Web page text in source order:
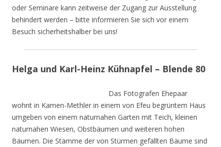
oder Seminare kann zeitweise der Zugang zur Ausstellung
behindert werden – bitte informieren Sie sich vor einem
Besuch sicherheitshalber bei uns!
Helga und Karl-Heinz Kühnapfel – Blende 80
Das Fotografen Ehepaar
wohnt in Kamen-Methler in einem von Efeu begrüntem Haus
umgeben von einem naturnahen Garten mit Teich, kleinen
naturnahen Wiesen, Obstbäumen und weiteren hohen
Bäumen. Die Stämme der von Stürmen gefällten Bäume sind